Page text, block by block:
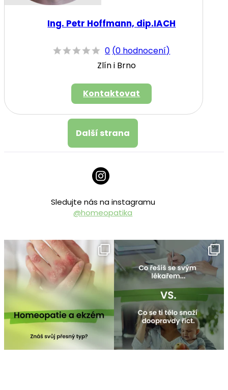
Ing. Petr Hoffmann, dip.IACH
0 (0 hodnocení)
Zlín i Brno
Kontaktovat
Další strana
Sledujte nás na instagramu
@homeopatika
homeopatika.cz
Čvc 25
homeopatika.cz
Čvc 16